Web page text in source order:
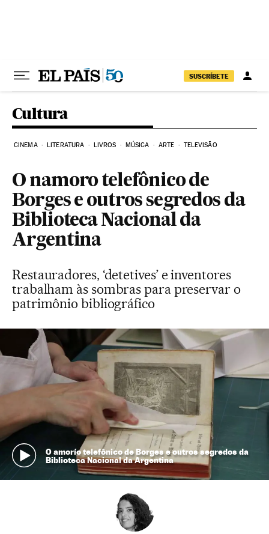
SUSCRÍBETE
Cultura
CINEMA LITERATURA LIVROS MÚSICA ARTE TELEVISÃO
O namoro telefônico de
Borges e outros segredos da
Biblioteca Nacional da
Argentina
Restauradores, ‘detetives’ e inventores
trabalham às sombras para preservar o
patrimônio bibliográfico
O amorío telefônico de Borges e outros segredos da
Biblioteca Nacional da Argentina